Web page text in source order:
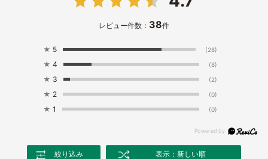
レビュー件数： 38件
★ 5 (28)
★ 4 (8)
★ 3 (2)
★ 2 (0)
★ 1 (0)
絞り込み 表示：新しい順